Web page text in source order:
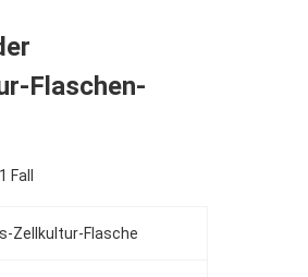
Flaschen-
1 Fall
Zellkultur-Flasche